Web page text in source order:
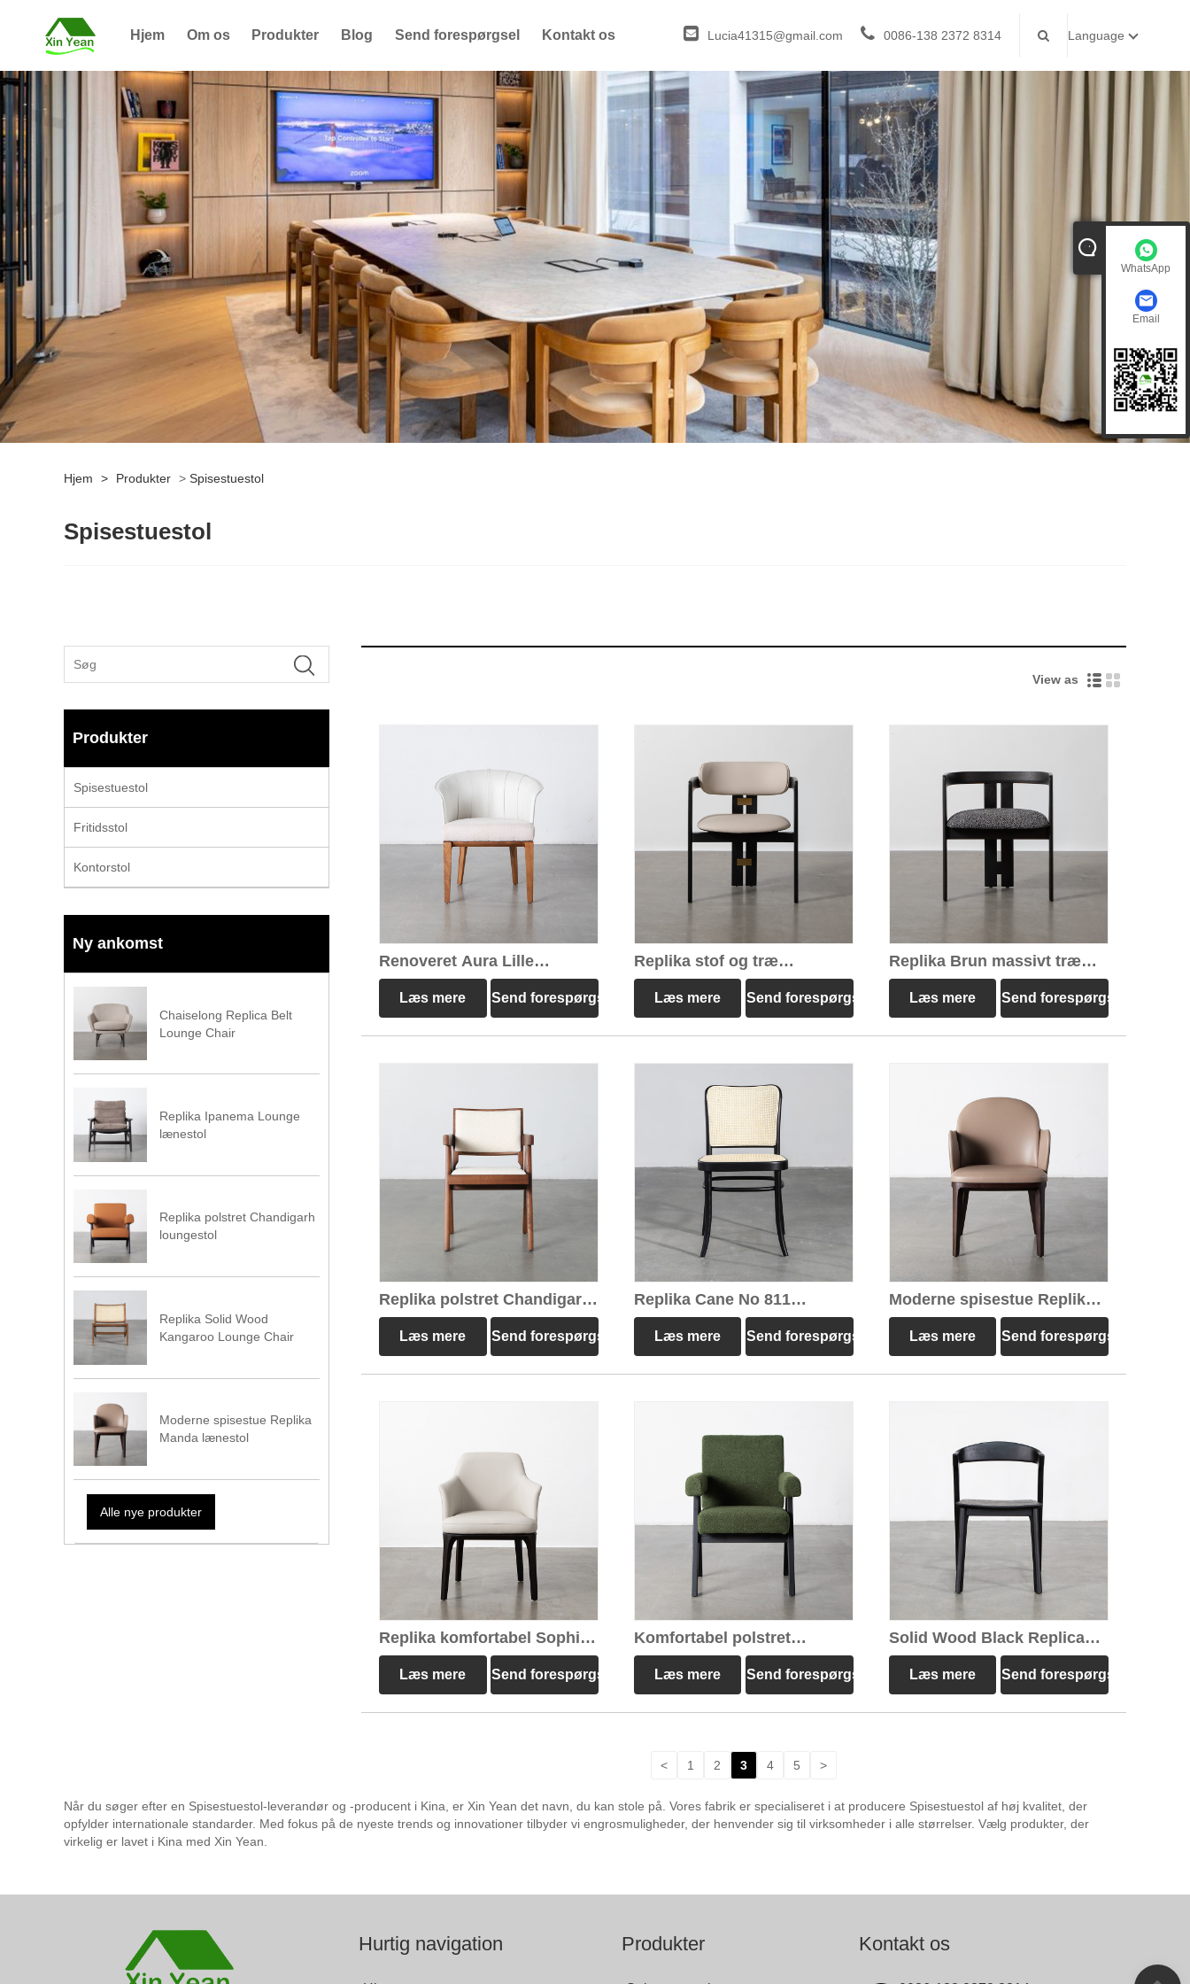
Hjem Om os Produkter Blog Send forespørgsel Kontakt os Lucia41315@gmail.com 0086-138 2372 8314 Language
Hjem > Produkter > Spisestuestol
Spisestuestol
Produkter
Spisestuestol
Fritidsstol
Kontorstol
Ny ankomst
Chaiselong Replica Belt
Lounge Chair
Replika Ipanema Lounge
lænestol
Replika polstret Chandigarh
loungestol
Replika Solid Wood
Kangaroo Lounge Chair
Moderne spisestue Replika
Manda lænestol
Alle nye produkter
View as
Renoveret Aura Lille
Lænestol
Læs mere Send forespørgsel
Replika stof og træ
Pamplona stol
Læs mere Send forespørgsel
Replika Brun massivt træ
Pigreco stol
Læs mere Send forespørgsel
Replika polstret Chandigarh
lænestol
Læs mere Send forespørgsel
Replika Cane No 811
Spisestuestol
Læs mere Send forespørgsel
Moderne spisestue Replika
Manda lænestol
Læs mere Send forespørgsel
Replika komfortabel Sophie
lænestol
Læs mere Send forespørgsel
Komfortabel polstret
Chandigarh lænestol
Læs mere Send forespørgsel
Solid Wood Black Replica
Bok stol
Læs mere Send forespørgsel
< 1 2 3 4 5 >
Når du søger efter en Spisestuestol-leverandør og -producent i Kina, er Xin Yean det navn, du kan stole på. Vores fabrik er specialiseret i at producere Spisestuestol af høj kvalitet, der
opfylder internationale standarder. Med fokus på de nyeste trends og innovationer tilbyder vi engrosmuligheder, der henvender sig til virksomheder i alle størrelser. Vælg produkter, der
virkelig er lavet i Kina med Xin Yean.
WhatsApp
Email
Hurtig navigation Produkter Kontakt os